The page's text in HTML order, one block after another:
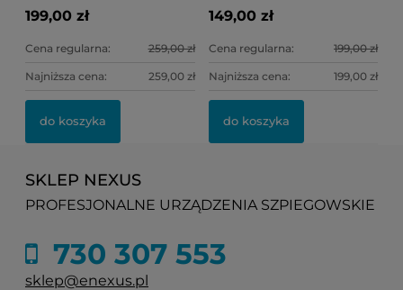
199,00 zł
Cena regularna: 259,00 zł
Najniższa cena: 259,00 zł
do koszyka
TOREBKI LUB
SAMOCHODU
149,00 zł
Cena regularna: 199,00 zł
Najniższa cena: 199,00 zł
do koszyka
SKLEP NEXUS
PROFESJONALNE URZĄDZENIA SZPIEGOWSKIE
730 307 553
sklep@enexus.pl